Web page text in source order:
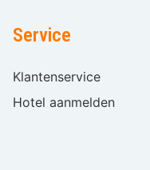
Service
Klantenservice
Hotel aanmelden